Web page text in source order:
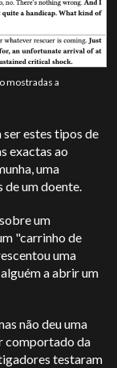
mostradas a
estes tipos de
exactas ao
uma
de um doente.
um
"carrinho de
uma
a abrir um
não deu uma
comportado da
testaram